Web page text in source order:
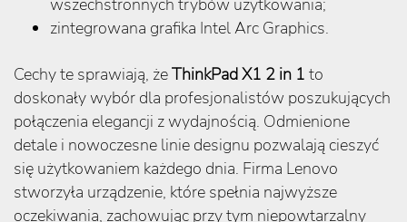
wszechstronnych trybów użytkowania;
zintegrowana grafika Intel Arc Graphics.
Cechy te sprawiają, żeThinkPad X1 2 in 1 to
doskonały wybór dla profesjonalistów poszukujących
połączenia elegancji z wydajnością. Odmienione
detale i nowoczesne linie designu pozwalają cieszyć
się użytkowaniem każdego dnia. Firma Lenovo
stworzyła urządzenie, które spełnia najwyższe
oczekiwania, zachowując przy tym niepowtarzalny